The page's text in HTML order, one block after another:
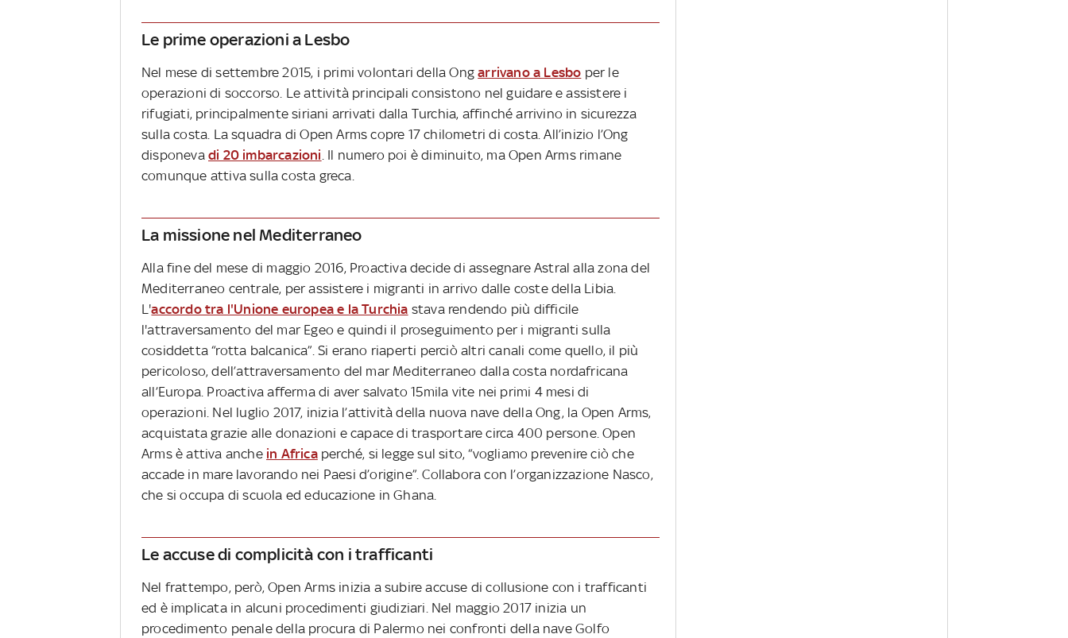
Le prime operazioni a Lesbo
Nel mese di settembre 2015, i primi volontari della Ongarrivano a Lesbo per le
operazioni di soccorso. Le attività principali consistono nel guidare e assistere i
rifugiati, principalmente siriani arrivati dalla Turchia, affinché arrivino in sicurezza
sulla costa. La squadra di Open Arms copre 17 chilometri di costa. All’inizio l’Ong
disponeva di 20 imbarcazioni. Il numero poi è diminuito, ma Open Arms rimane
comunque attiva sulla costa greca.
La missione nel Mediterraneo
Alla fine del mese di maggio 2016, Proactiva decide di assegnare Astral alla zona del
Mediterraneo centrale, per assistere i migranti in arrivo dalle coste della Libia.
L'accordo tra l'Unione europea e la Turchia stava rendendo più difficile
l'attraversamento del mar Egeo e quindi il proseguimento per i migranti sulla
cosiddetta “rotta balcanica”. Si erano riaperti perciò altri canali come quello, il più
pericoloso, dell’attraversamento del mar Mediterraneo dalla costa nordafricana
all’Europa. Proactiva afferma di aver salvato 15mila vite nei primi 4 mesi di
operazioni. Nel luglio 2017, inizia l’attività della nuova nave della Ong, la Open Arms,
acquistata grazie alle donazioni e capace di trasportare circa 400 persone. Open
Arms è attiva anche in Africaperché, si legge sul sito, “vogliamo prevenire ciò che
accade in mare lavorando nei Paesi d’origine”. Collabora con l’organizzazione Nasco,
che si occupa di scuola ed educazione in Ghana.
Le accuse di complicità con i trafficanti
Nel frattempo, però, Open Arms inizia a subire accuse di collusione con i trafficanti
ed è implicata in alcuni procedimenti giudiziari. Nel maggio 2017 inizia un
procedimento penale della procura di Palermo nei confronti della nave Golfo